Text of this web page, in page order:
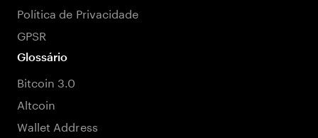
Política de Privacidade
GPSR
Glossário
Bitcoin 3.0
Altcoin
Wallet Address